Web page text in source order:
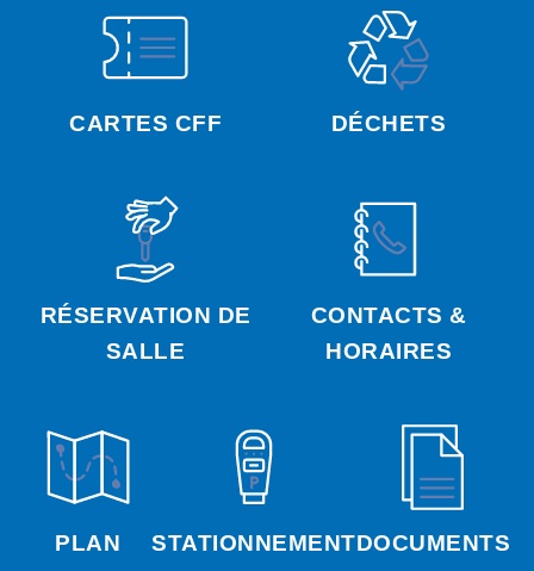
CARTES CFF DÉCHETS
RÉSERVATION DE
SALLE
CONTACTS &
HORAIRES
PLAN STATIONNEMENTDOCUMENTS